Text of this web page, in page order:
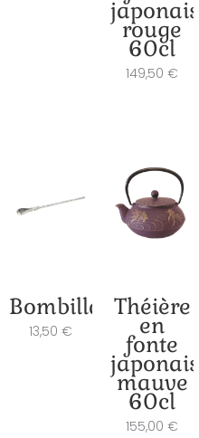
japonaise
rouge
60cl
149,50 €
Bombilla
13,50 €
Théière
en
fonte
japonaise
mauve
60cl
155,00 €